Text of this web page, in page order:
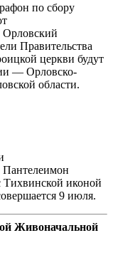
по сбору
Орловский
Правительства
церкви будут
— Орловско-
области.
Тихвинской иконой
9 июля.
Живоначальной